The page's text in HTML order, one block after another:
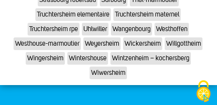
Truchtersheim elementaire
Truchtersheim maternel
Truchtersheim rpe
Uhlwiller Wangenbourg
Westhoffen
Westhouse-marmoutier
Weyersheim Wickersheim
Willgottheim
Wingersheim
Wintershouse
Wintzenheim – kochersberg
Wiwersheim